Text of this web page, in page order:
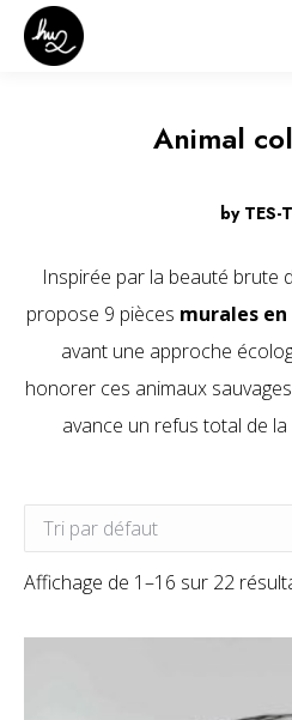
Animal
by TES-
Inspirée par la beauté brute
propose 9 pièces murales en
avant une approche
honorer ces animaux
avance un refus total de
Affichage de 1–16 sur 22